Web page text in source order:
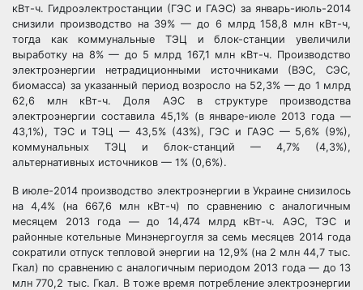
кВт-ч. Гидроэлектростанции (ГЭС и ГАЭС) за январь-июль-2014
снизили производство на 39% — до 6 млрд 158,8 млн кВт-ч,
тогда как коммунальные ТЭЦ и блок-станции увеличили
выработку на 8% — до 5 млрд 167,1 млн кВт-ч. Производство
электроэнергии нетрадиционными источниками (ВЭС, СЭС,
биомасса) за указанный период возросло на 52,3% — до 1 млрд
62,6 млн кВт-ч. Доля АЭС в структуре производства
электроэнергии составила 45,1% (в январе-июле 2013 года —
43,1%), ТЭС и ТЭЦ — 43,5% (43%), ГЭС и ГАЭС — 5,6% (9%),
коммунальных ТЭЦ и блок-станций — 4,7% (4,3%),
альтернативных источников — 1% (0,6%).
В июле-2014 производство электроэнергии в Украине снизилось
на 4,4% (на 667,6 млн кВт-ч) по сравнению с аналогичным
месяцем 2013 года — до 14,474 млрд кВт-ч. АЭС, ТЭС и
районные котельные Минэнергоугля за семь месяцев 2014 года
сократили отпуск тепловой энергии на 12,9% (на 2 млн 44,7 тыс.
Гкал) по сравнению с аналогичным периодом 2013 года — до 13
млн 770,2 тыс. Гкал. В тоже время потребление электроэнергии